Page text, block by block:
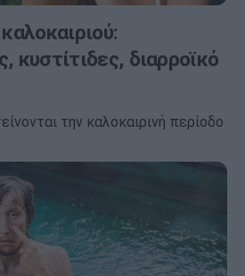
κυστίτιδες, διαρροϊκό
την καλοκαιρινή περίοδο